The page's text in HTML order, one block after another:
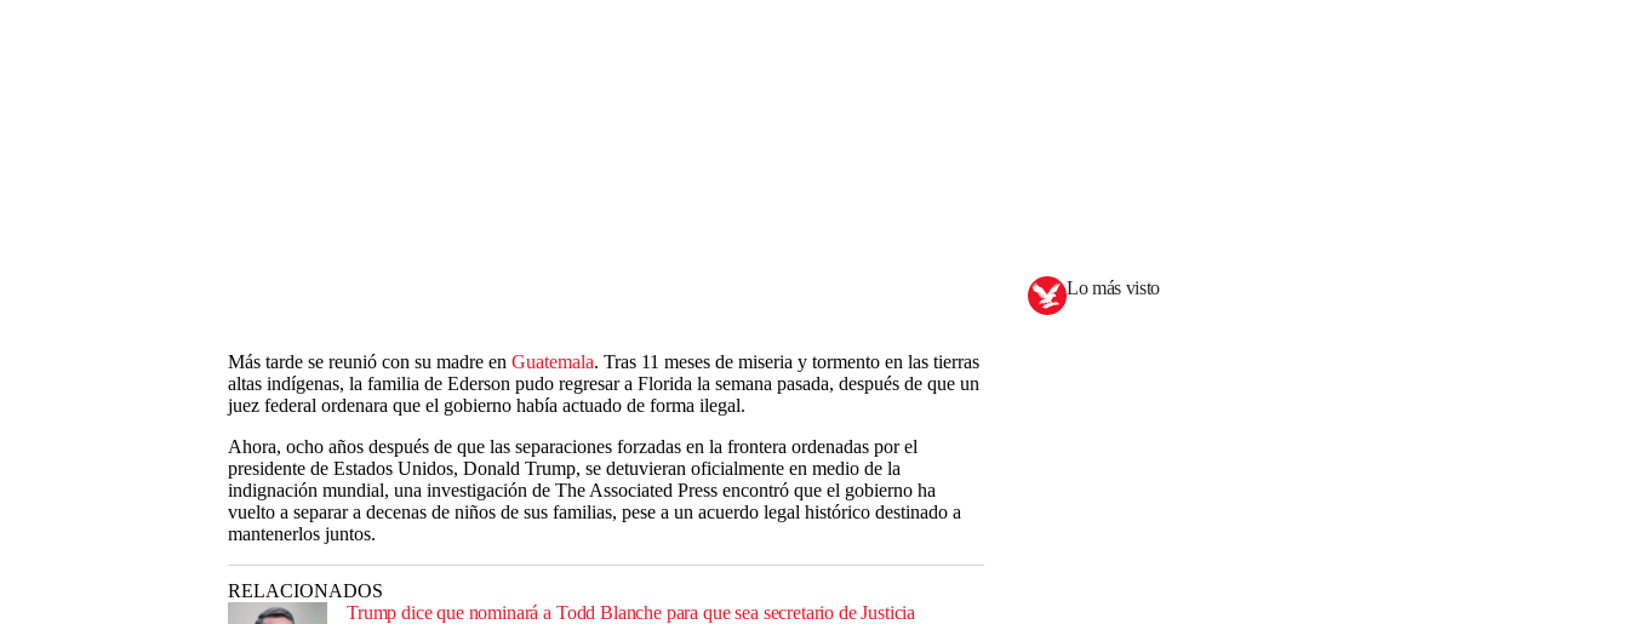
Más tarde se reunió con su madre en Guatemala. Tras 11 meses de miseria y tormento en las tierras
altas indígenas, la familia de Ederson pudo regresar a Florida la semana pasada, después de que un
juez federal ordenara que el gobierno había actuado de forma ilegal.
Ahora, ocho años después de que las separaciones forzadas en la frontera ordenadas por el
presidente de Estados Unidos, Donald Trump, se detuvieran oficialmente en medio de la
indignación mundial, una investigación de The Associated Press encontró que el gobierno ha
vuelto a separar a decenas de niños de sus familias, pese a un acuerdo legal histórico destinado a
mantenerlos juntos.
RELACIONADOS
Trump dice que nominará a Todd Blanche para que sea secretario de Justicia
Lo más visto